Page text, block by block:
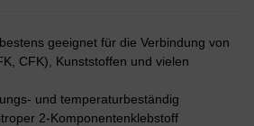
geeignet für die Verbindung von
CFK), Kunststoffen und vielen
und temperaturbeständig
2-Komponentenklebstoff